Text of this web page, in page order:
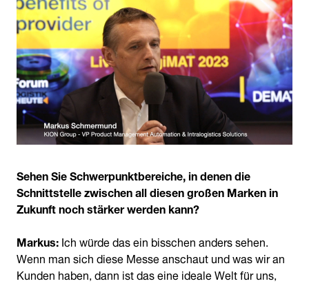
Sehen Sie Schwerpunktbereiche, in denen die
Schnittstelle zwischen all diesen großen Marken in
Zukunft noch stärker werden kann?
Markus:Ich würde das ein bisschen anders sehen.
Wenn man sich diese Messe anschaut und was wir an
Kunden haben, dann ist das eine ideale Welt für uns,